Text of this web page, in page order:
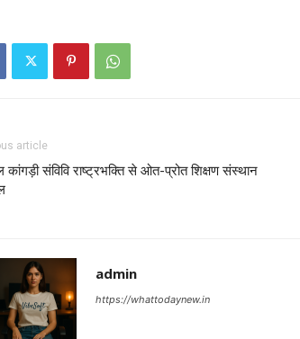
article
संविवि राष्ट्रभक्ति से ओत-प्रोत शिक्षण संस्थान
admin
https://whattodaynew.in